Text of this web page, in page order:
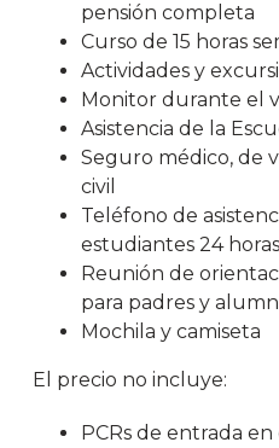
pensión completa
Curso de 15 horas
Actividades y
Monitor durante el
Asistencia de la
Seguro médico, de
civil
Teléfono de
estudiantes 24 horas
Reunión de
para padres y
Mochila y camiseta
El precio no incluye:
PCRs de entrada